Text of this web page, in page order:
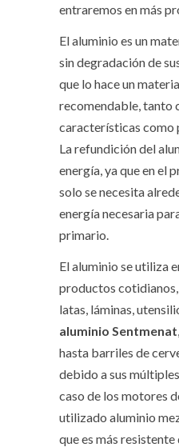
entraremos en más
El aluminio es un
sin degradación de
que lo hace un
recomendable, tanto
características como
La refundición del
energía, ya que en el
solo se necesita
energía necesaria
primario.
El aluminio se utiliza
productos
latas, láminas,
aluminio Sentmenat
hasta barriles de
debido a sus
caso de los motores
utilizado aluminio
que es más